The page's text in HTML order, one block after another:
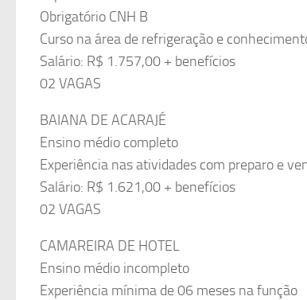
Obrigatório CNH B
Curso na área de refrigeração e
Salário: R$ 1.757,00 + benefícios
02 VAGAS
BAIANA DE ACARAJÉ
Ensino médio completo
Experiência nas atividades com preparo e
Salário: R$ 1.621,00 + benefícios
02 VAGAS
CAMAREIRA DE HOTEL
Ensino médio incompleto
Experiência mínima de 06 meses na função